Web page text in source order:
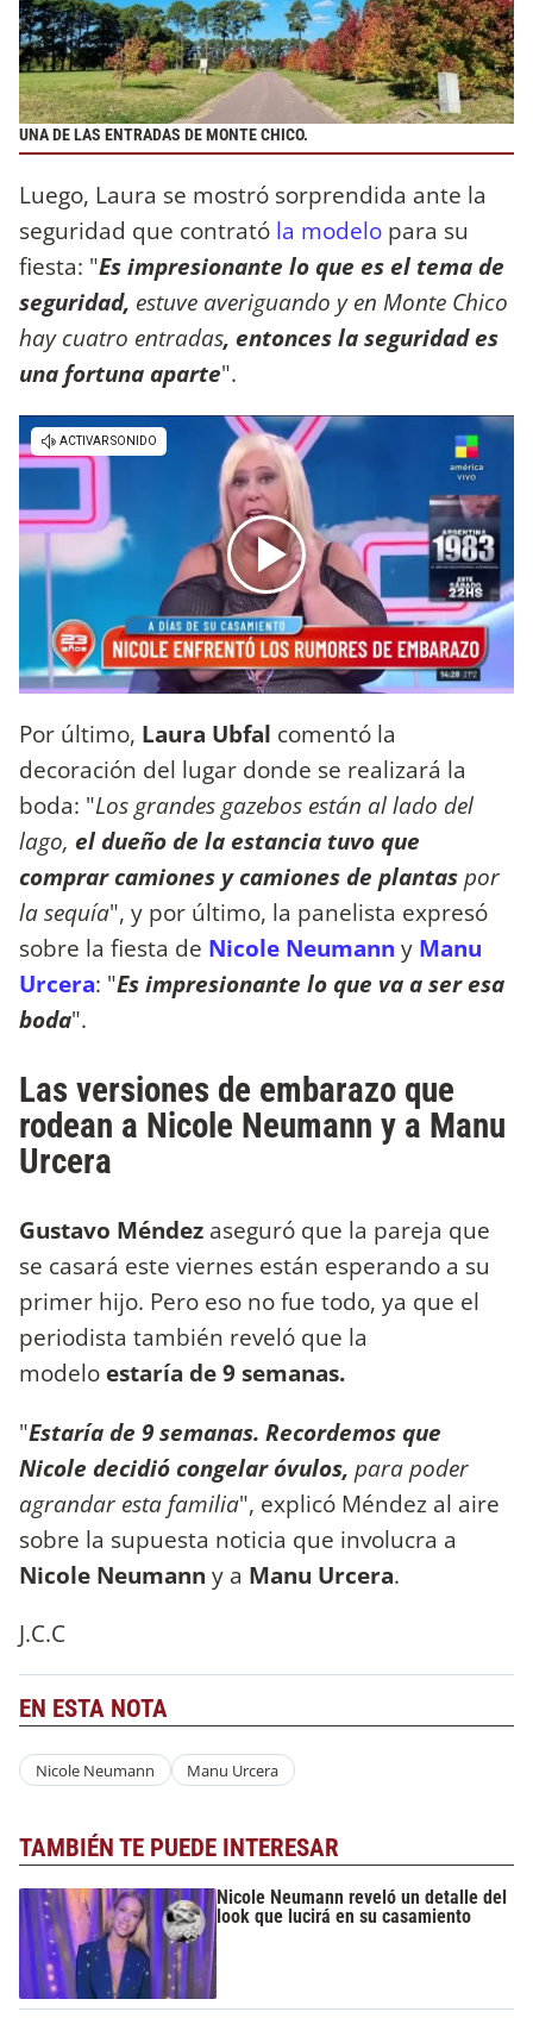
UNA DE LAS ENTRADAS DE MONTE CHICO.
Luego, Laura se mostró sorprendida ante la
seguridad que contrató la modelo para su
fiesta: "Es impresionante lo que es el tema de
seguridad, estuve averiguando y en Monte Chico
hay cuatro entradas, entonces la seguridad es
una fortuna aparte".
Por último, Laura Ubfal comentó la
decoración del lugar donde se realizará la
boda: "Los grandes gazebos están al lado del
lago, el dueño de la estancia tuvo que
comprar camiones y camiones de plantaspor
la sequía", y por último, la panelista expresó
sobre la fiesta de Nicole Neumann y Manu
Urcera: "Es impresionante lo que va a ser esa
boda".
Las versiones de embarazo que
rodean a Nicole Neumann y a Manu
Urcera
Gustavo Méndez aseguró que la pareja que
se casará este viernes están esperando a su
primer hijo. Pero eso no fue todo, ya que el
periodista también reveló que la
modelo estaría de 9 semanas.
"Estaría de 9 semanas. Recordemos que
Nicole decidió congelar óvulos, para poder
agrandar esta familia", explicó Méndez al aire
sobre la supuesta noticia que involucra a
Nicole Neumann y a Manu Urcera.
J.C.C
EN ESTA NOTA
Nicole Neumann Manu Urcera
TAMBIÉN TE PUEDE INTERESAR
Nicole Neumann reveló un detalle del
look que lucirá en su casamiento